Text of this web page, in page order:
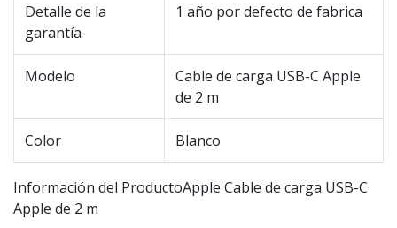
Detalle de la
garantía
1 año por defecto de fabrica
Modelo
Cable de carga USB-C Apple
de 2 m
Color Blanco
Información del ProductoApple Cable de carga USB-C
Apple de 2 m